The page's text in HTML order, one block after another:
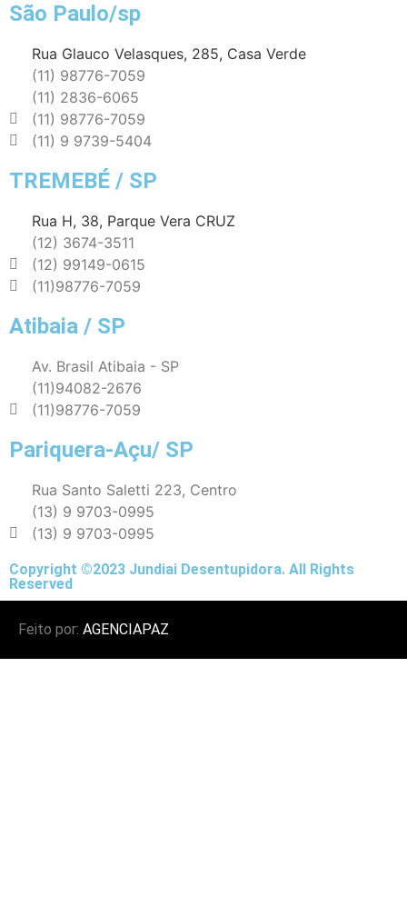
São Paulo/sp
Rua Glauco Velasques, 285, Casa Verde
(11) 98776-7059
(11) 2836-6065
(11) 98776-7059
(11) 9 9739-5404
TREMEBÉ / SP
Rua H, 38, Parque Vera CRUZ
(12) 3674-3511
(12) 99149-0615
(11)98776-7059
Atibaia / SP
Av. Brasil Atibaia - SP
(11)94082-2676
(11)98776-7059
Pariquera-Açu/ SP
Rua Santo Saletti 223, Centro
(13) 9 9703-0995
(13) 9 9703-0995
Copyright ©2023 Jundiai Desentupidora. All Rights
Reserved
Feito por: AGENCIAPAZ